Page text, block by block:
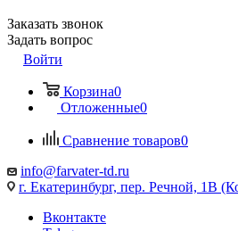
Заказать звонок
Задать вопрос
Войти
Корзина0
Отложенные0
Сравнение товаров0
info@farvater-td.ru
г. Екатеринбург, пер. Речной, 1В
Вконтакте